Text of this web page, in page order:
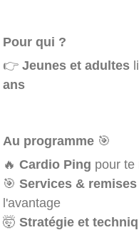
Pour qui ?
👉 Jeunes et adultes
ans
Au programme 🎯
🔥 Cardio Ping pour te
🎯 Services &
l'avantage
🤯 Stratégie et